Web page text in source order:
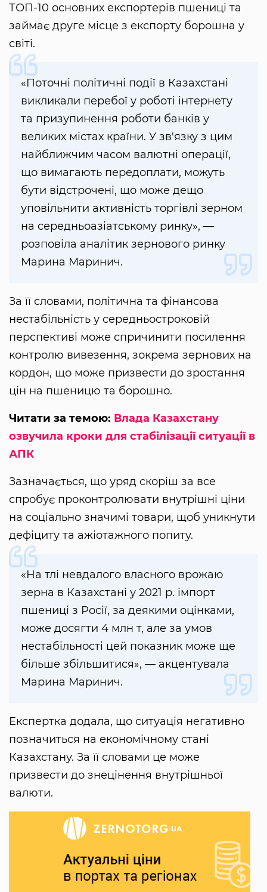
ТОП-10 основних експортерів пшениці та
займає друге місце з експорту борошна у
світі.
«Поточні політичні події в Казахстані
викликали перебої у роботі інтернету
та призупинення роботи банків у
великих містах країни. У зв'язку з цим
найближчим часом валютні операції,
що вимагають передоплати, можуть
бути відстрочені, що може дещо
уповільнити активність торгівлі зерном
на середньоазіатському ринку», —
розповіла аналітик зернового ринку
Марина Маринич.
За її словами, політична та фінансова
нестабільність у середньостроковій
перспективі може спричинити посилення
контролю вивезення, зокрема зернових на
кордон, що може призвести до зростання
цін на пшеницю та борошно.
Читати за темою: Влада Казахстану
озвучила кроки для стабілізації ситуації в
АПК
Зазначається, що уряд скоріш за все
спробує проконтролювати внутрішні ціни
на соціально значимі товари, щоб уникнути
дефіциту та ажіотажного попиту.
«На тлі невдалого власного врожаю
зерна в Казахстані у 2021 р. імпорт
пшениці з Росії, за деякими оцінками,
може досягти 4 млн т, але за умов
нестабільності цей показник може ще
більше збільшитися», — акцентувала
Марина Маринич.
Експертка додала, що ситуація негативно
позначиться на економічному стані
Казахстану. За її словами це може
призвести до знецінення внутрішньої
валюти.